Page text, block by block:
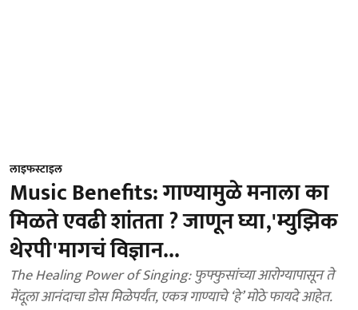
लाइफस्टाइल
Music Benefits: गाण्यामुळे मनाला का
मिळते एवढी शांतता ? जाणून घ्या,'म्युझिक
थेरपी'मागचं विज्ञान...
The Healing Power of Singing: फुफ्फुसांच्या आरोग्यापासून ते
मेंदूला आनंदाचा डोस मिळेपर्यंत, एकत्र गाण्याचे ‘हे’ मोठे फायदे आहेत.